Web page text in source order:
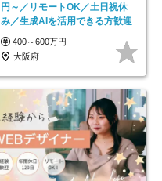
円～／リモートOK／土日祝休
み／生成AIを活用できる方歓迎
400～600万円
大阪府